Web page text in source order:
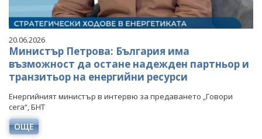
20.06.2026
Министър Петрова: България има
възможност да остане надежден партньор и
транзитьор на енергийни ресурси
Енергийният министър в интервю за предаването „Говори
сега“, БНТ
ОЩЕ